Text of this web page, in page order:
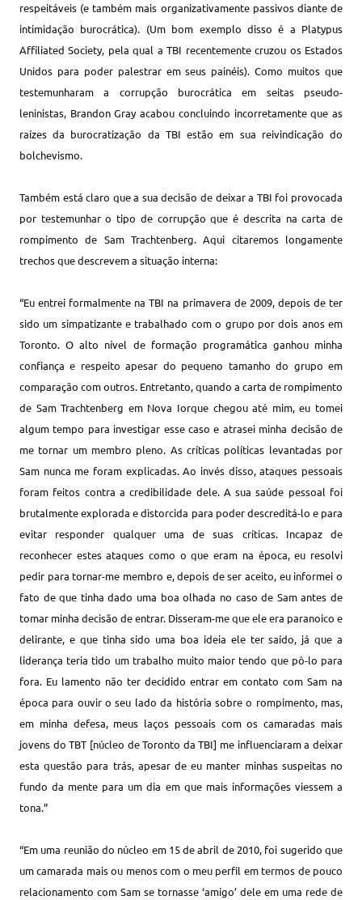
respeitáveis (e também mais organizativamente passivos diante de
intimidação burocrática). (Um bom exemplo disso é a Platypus
Affiliated Society, pela qual a TBI recentemente cruzou os Estados
Unidos para poder palestrar em seus painéis). Como muitos que
testemunharam a corrupção burocrática em seitas pseudo-
leninistas, Brandon Gray acabou concluindo incorretamente que as
raízes da burocratização da TBI estão em sua reivindicação do
bolchevismo.
Também está claro que a sua decisão de deixar a TBI foi provocada
por testemunhar o tipo de corrupção que é descrita na carta de
rompimento de Sam Trachtenberg. Aqui citaremos longamente
trechos que descrevem a situação interna:
“Eu entrei formalmente na TBI na primavera de 2009, depois de ter
sido um simpatizante e trabalhado com o grupo por dois anos em
Toronto. O alto nível de formação programática ganhou minha
confiança e respeito apesar do pequeno tamanho do grupo em
comparação com outros. Entretanto, quando a carta de rompimento
de Sam Trachtenberg em Nova Iorque chegou até mim, eu tomei
algum tempo para investigar esse caso e atrasei minha decisão de
me tornar um membro pleno. As críticas políticas levantadas por
Sam nunca me foram explicadas. Ao invés disso, ataques pessoais
foram feitos contra a credibilidade dele. A sua saúde pessoal foi
brutalmente explorada e distorcida para poder descreditá-lo e para
evitar responder qualquer uma de suas críticas. Incapaz de
reconhecer estes ataques como o que eram na época, eu resolvi
pedir para tornar-me membro e, depois de ser aceito, eu informei o
fato de que tinha dado uma boa olhada no caso de Sam antes de
tomar minha decisão de entrar. Disseram-me que ele era paranoico e
delirante, e que tinha sido uma boa ideia ele ter saído, já que a
liderança teria tido um trabalho muito maior tendo que pô-lo para
fora. Eu lamento não ter decidido entrar em contato com Sam na
época para ouvir o seu lado da história sobre o rompimento, mas,
em minha defesa, meus laços pessoais com os camaradas mais
jovens do TBT [núcleo de Toronto da TBI] me influenciaram a deixar
esta questão para trás, apesar de eu manter minhas suspeitas no
fundo da mente para um dia em que mais informações viessem a
tona.”
“Em uma reunião do núcleo em 15 de abril de 2010, foi sugerido que
um camarada mais ou menos com o meu perfil em termos de pouco
relacionamento com Sam se tornasse ‘amigo’ dele em uma rede de